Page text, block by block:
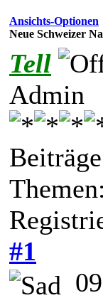
Ansichts-Optionen
Neue Schweizer
Tell
Admin
#1